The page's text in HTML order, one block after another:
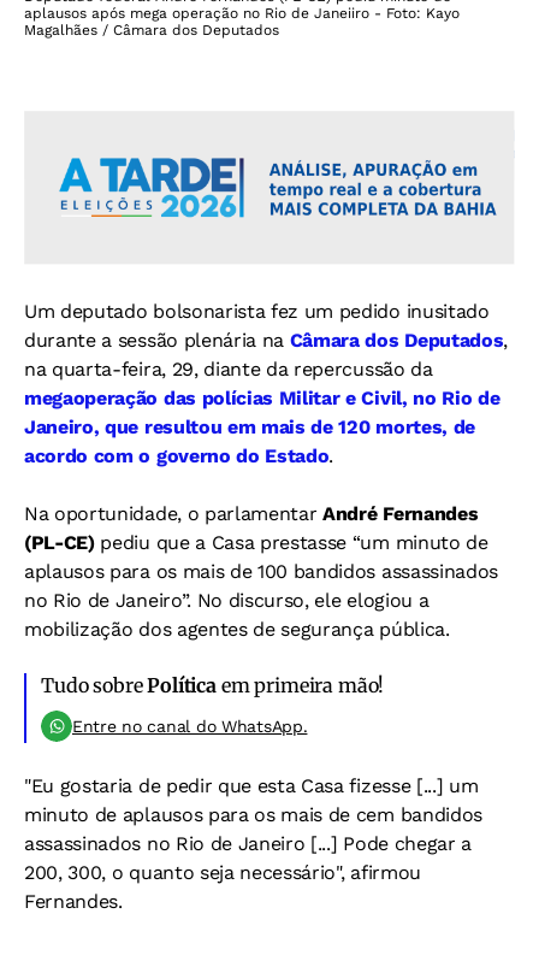
aplausos após mega operação no Rio de Janeiiro - Foto: Kayo
Magalhães / Câmara dos Deputados
Um deputado bolsonarista fez um pedido inusitado
durante a sessão plenária na Câmara dos Deputados,
na quarta-feira, 29, diante da repercussão da
megaoperação das polícias Militar e Civil, no Rio de
Janeiro, que resultou em mais de 120 mortes, de
acordo com o governo do Estado.
Na oportunidade, o parlamentarAndré Fernandes
(PL-CE)pediu que a Casa prestasse “um minuto de
aplausos para os mais de 100 bandidos assassinados
no Rio de Janeiro”. No discurso, ele elogiou a
mobilização dos agentes de segurança pública.
Tudo sobrePolítica em primeira mão!
Entre no canal do WhatsApp.
"Eu gostaria de pedir que esta Casa fizesse [...] um
minuto de aplausos para os mais de cem bandidos
assassinados no Rio de Janeiro [...] Pode chegar a
200, 300, o quanto seja necessário", afirmou
Fernandes.